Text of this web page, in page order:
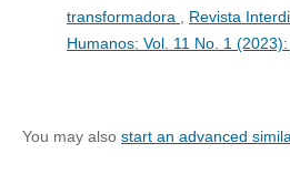
transformadora
Revista
Humanos: Vol. 11 No. 1
You may also start an advanced